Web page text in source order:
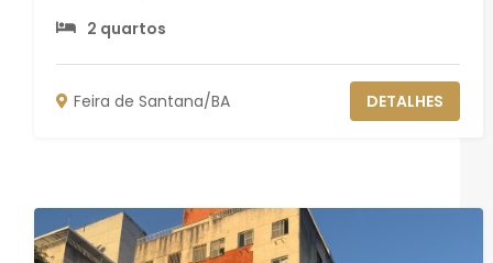
2 quartos
Feira de Santana/BA DETALHES